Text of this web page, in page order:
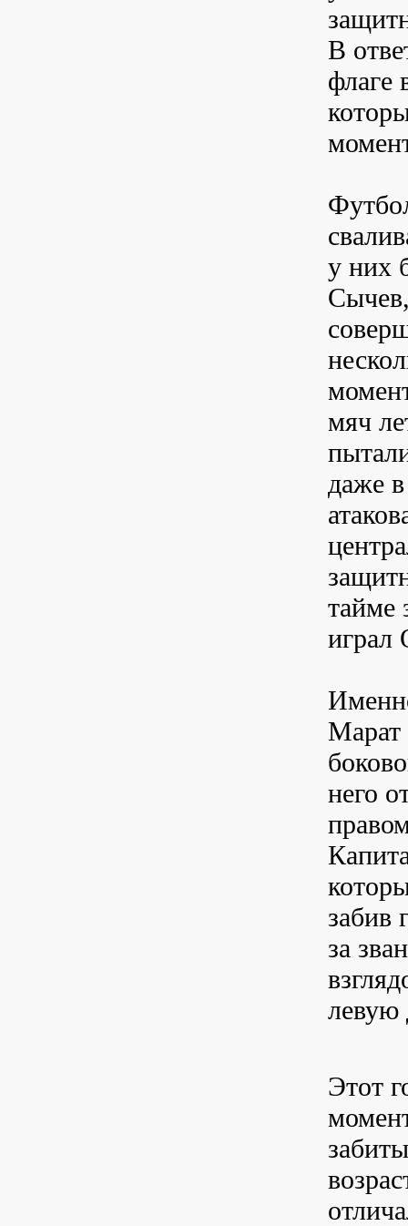
В
флаге
у них
мяч
даже
тайме
играл
Марат
него
забив
за
левую
Этот